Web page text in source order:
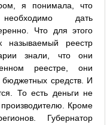
я понимала, что
необходимо дать
Что для этого
реестр
знали, что они
реестре, они
бюджетных средств. И
То есть деньги не
производителю. Кроме
Губернатор